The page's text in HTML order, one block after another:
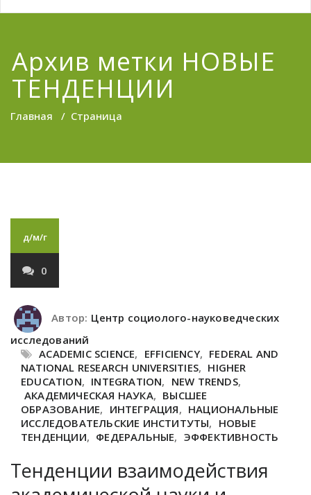
Архив метки НОВЫЕ
ТЕНДЕНЦИИ
Главная / Страница
д/м/г
0
Автор: Центр социолого-науковедческих
исследований
ACADEMIC SCIENCE, EFFICIENCY, FEDERAL AND
NATIONAL RESEARCH UNIVERSITIES, HIGHER
EDUCATION, INTEGRATION, NEW TRENDS,
АКАДЕМИЧЕСКАЯ НАУКА, ВЫСШЕЕ
ОБРАЗОВАНИЕ, ИНТЕГРАЦИЯ, НАЦИОНАЛЬНЫЕ
ИССЛЕДОВАТЕЛЬСКИЕ ИНСТИТУТЫ, НОВЫЕ
ТЕНДЕНЦИИ, ФЕДЕРАЛЬНЫЕ, ЭФФЕКТИВНОСТЬ
Тенденции взаимодействия